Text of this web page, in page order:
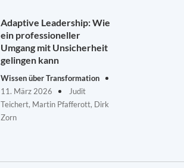
Adaptive Leadership: Wie
ein professioneller
Umgang mit Unsicherheit
gelingen kann
Wissen über Transformation
11. März 2026
Judit
Teichert, Martin Pfafferott, Dirk
Zorn